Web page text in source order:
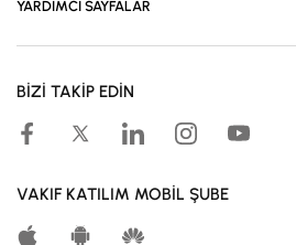
YARDIMCI SAYFALAR
Kampanyalar
Hesaplama Araçları
Katılma Hesapları
BİZİ TAKİP EDİN
VAKIF KATILIM MOBİL ŞUBE